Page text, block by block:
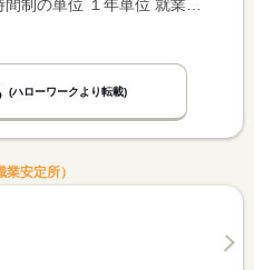
(ハローワークより転載)
安定所）